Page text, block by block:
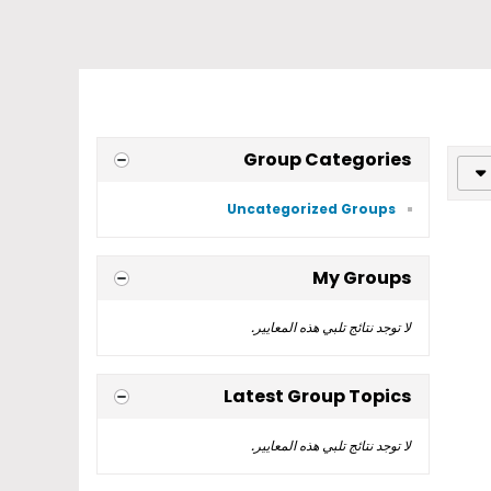
Group Categories
Uncategorized Groups
My Groups
لا توجد نتائج تلبي هذه المعايير.
Latest Group Topics
لا توجد نتائج تلبي هذه المعايير.